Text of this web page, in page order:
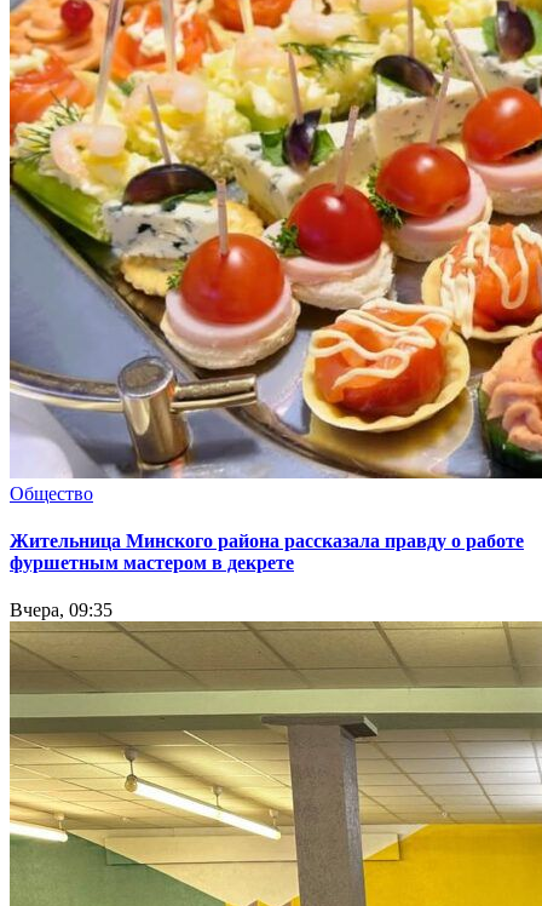
Общество
Жительница Минского района рассказала правду о работе
фуршетным мастером в декрете
Вчера, 09:35